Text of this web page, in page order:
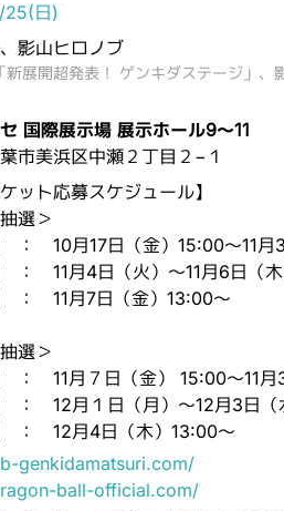
日)
、影山ヒロノブ
新展開超発表！ ゲンキダステージ」
国際展示場 展示ホール9～11
市美浜区中瀬２丁目２−１
ケット応募スケジュール】
選＞
： 10月17日（金）15:00～11月
： 11月4日（火）～11月6日（木
： 11月7日（金）13:00～
選＞
： 11月７日（金） 15:00～11月
： 12月１日（月）～12月3日（
： 12月4日（木）13:00～
genkidamatsuri.com/
ball-official.com/